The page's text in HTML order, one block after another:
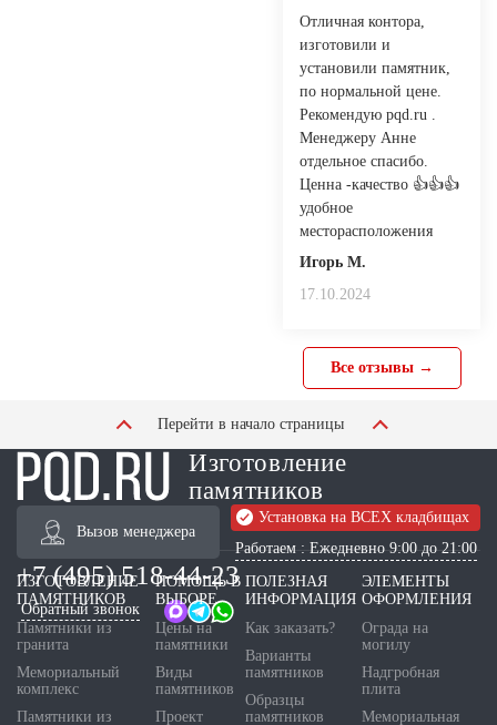
Отличная контора,
изготовили и
установили памятник,
по нормальной цене.
Рекомендую pqd.ru .
Менеджеру Анне
отдельное спасибо.
Ценна -качество 👍👍👍
удобное
месторасположения
Игорь М.
17.10.2024
Все отзывы →
Перейти в начало страницы
Изготовление
памятников
Вызов менеджера
Установка на ВСЕХ кладбищах
Работаем : Ежедневно 9:00 до 21:00
+7 (495) 518-44-23
Обратный звонок
ИЗГОТОВЛЕНИЕ
ПАМЯТНИКОВ
Памятники из
гранита
Мемориальный
комплекс
Памятники из
ПОМОЩЬ В
ВЫБОРЕ
Цены на
памятники
Виды
памятников
Проект
ПОЛЕЗНАЯ
ИНФОРМАЦИЯ
Как заказать?
Варианты
памятников
Образцы
памятников
ЭЛЕМЕНТЫ
ОФОРМЛЕНИЯ
Ограда на
могилу
Надгробная
плита
Мемориальная